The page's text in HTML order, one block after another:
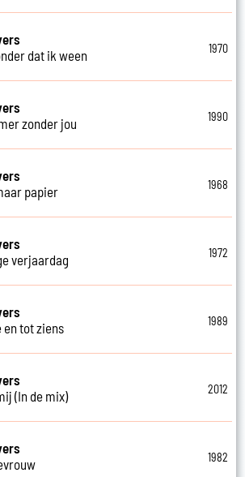
dat ik ween
1970
zonder jou
1990
papier
1968
verjaardag
1972
en tot ziens
1989
(In de mix)
2012
1982